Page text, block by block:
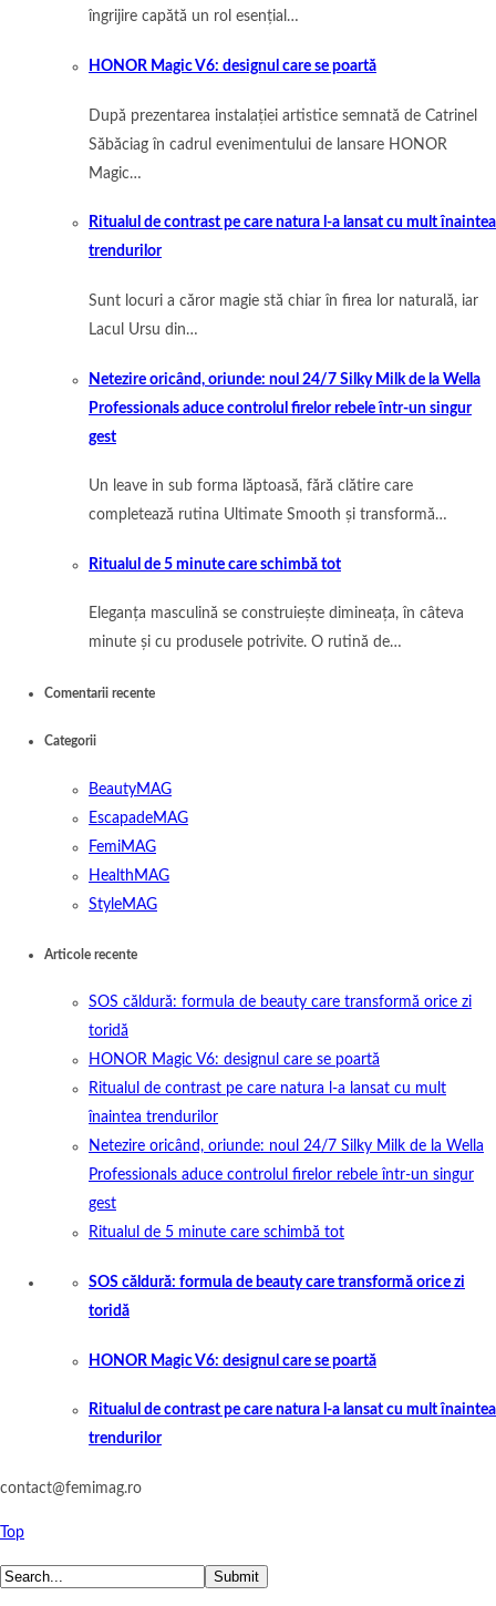
îngrijire capătă un rol esențial…
HONOR Magic V6: designul care se poartă
După prezentarea instalației artistice semnată de Catrinel
Săbăciag în cadrul evenimentului de lansare HONOR
Magic…
Ritualul de contrast pe care natura l-a lansat cu mult înaintea
trendurilor
Sunt locuri a căror magie stă chiar în firea lor naturală, iar
Lacul Ursu din…
Netezire oricând, oriunde: noul 24/7 Silky Milk de la Wella
Professionals aduce controlul firelor rebele într-un singur
gest
Un leave in sub forma lăptoasă, fără clătire care
completează rutina Ultimate Smooth și transformă…
Ritualul de 5 minute care schimbă tot
Eleganța masculină se construiește dimineața, în câteva
minute și cu produsele potrivite. O rutină de…
Comentarii recente
Categorii
BeautyMAG
EscapadeMAG
FemiMAG
HealthMAG
StyleMAG
Articole recente
SOS căldură: formula de beauty care transformă orice zi
toridă
HONOR Magic V6: designul care se poartă
Ritualul de contrast pe care natura l-a lansat cu mult
înaintea trendurilor
Netezire oricând, oriunde: noul 24/7 Silky Milk de la Wella
Professionals aduce controlul firelor rebele într-un singur
gest
Ritualul de 5 minute care schimbă tot
SOS căldură: formula de beauty care transformă orice zi
toridă
HONOR Magic V6: designul care se poartă
Ritualul de contrast pe care natura l-a lansat cu mult înaintea
trendurilor
contact@femimag.ro
Top
Submit